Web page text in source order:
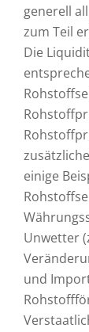
generell
zum Teil
Die
einige
Unwetter
und